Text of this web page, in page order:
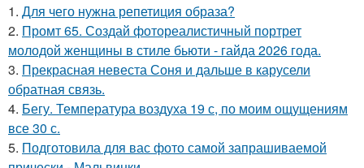
1. Для чего нужна репетиция образа?
2. Промт 65. Создай фотореалистичный портрет
молодой женщины в стиле бьюти - гайда 2026 года.
3. Прекрасная невеста Соня и дальше в карусели
обратная связь.
4. Бегу. Температура воздуха 19 с, по моим ощущениям
все 30 с.
5. Подготовила для вас фото самой запрашиваемой